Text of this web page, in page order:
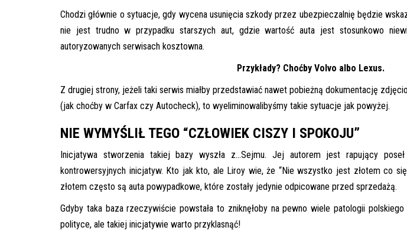
Chodzi głównie o sytuacje, gdy wycena usunięcia szkody przez ubezpieczalnię będzie
nie jest trudno w przypadku starszych aut, gdzie wartość auta jest stosunkowo
autoryzowanych serwisach kosztowna.
Przykłady? Choćby Volvo albo Lexus.
Z drugiej strony, jeżeli taki serwis miałby przedstawiać nawet pobieżną dokumentację
(jak choćby w Carfax czy Autocheck), to wyeliminowalibyśmy takie sytuacje jak powyżej.
NIE WYMYŚLIŁ TEGO “CZŁOWIEK CISZY I SPOKOJU”
Inicjatywa stworzenia takiej bazy wyszła z…Sejmu. Jej autorem jest rapujący
kontrowersyjnych inicjatyw. Kto jak kto, ale Liroy wie, że “Nie wszystko jest złotem co
złotem często są auta powypadkowe, które zostały jedynie odpicowane przed sprzedażą.
Gdyby taka baza rzeczywiście powstała to zniknęłoby na pewno wiele patologii
polityce, ale takiej inicjatywie warto przyklasnąć!